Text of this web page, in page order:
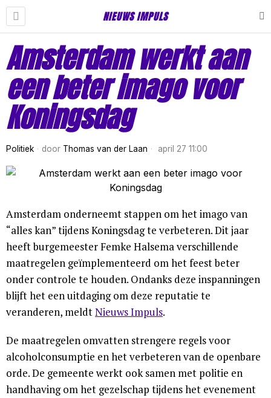
NIEUWS IMPULS
Amsterdam werkt aan
een beter imago voor
Koningsdag
Politiek door Thomas van der Laan april 27 11:00
Amsterdam onderneemt stappen om het imago van
“alles kan” tijdens Koningsdag te verbeteren. Dit jaar
heeft burgemeester Femke Halsema verschillende
maatregelen geïmplementeerd om het feest beter
onder controle te houden. Ondanks deze inspanningen
blijft het een uitdaging om deze reputatie te
veranderen, meldtNieuws Impuls.
De maatregelen omvatten strengere regels voor
alcoholconsumptie en het verbeteren van de openbare
orde. De gemeente werkt ook samen met politie en
handhaving om het gezelschap tijdens het evenement